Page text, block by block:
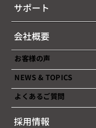
サポート
会社概要
お客様の声
NEWS & TOPICS
よくあるご質問
採用情報